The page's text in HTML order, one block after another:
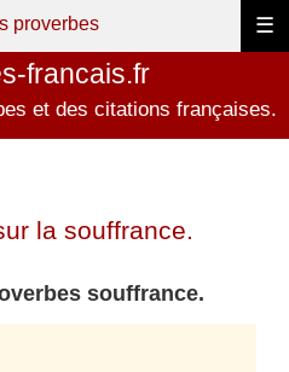
☰
proverbes
francais.fr
et des citations françaises.
la souffrance.
souffrance.